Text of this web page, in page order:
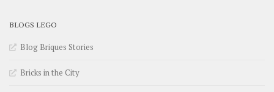
BLOGS LEGO
Blog Briques Stories
Bricks in the City